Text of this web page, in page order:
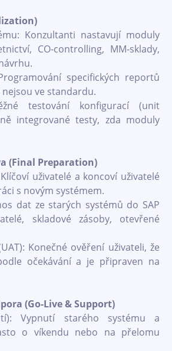
Konzultanti nastavují moduly
CO-controlling, MM-sklady,
specifických reportů
ve standardu.
testování konfigurací (unit
integrované testy, zda moduly
(Final Preparation)
uživatelé a koncoví uživatelé
s novým systémem.
dat ze starých systémů do SAP
skladové zásoby, otevřené
Konečné ověření uživateli, že
očekávání a je připraven na
(Go-Live & Support)
Vypnutí starého systému a
o víkendu nebo na přelomu